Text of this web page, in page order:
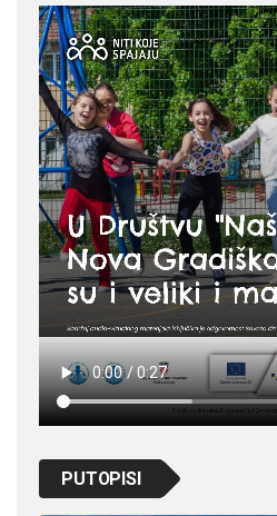
PUTOPISI